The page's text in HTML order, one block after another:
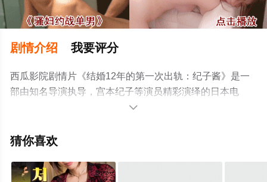
剧情介绍 我要评分
西瓜影院剧情片《结婚12年的第一次出轨：纪子酱》是一
部由知名导演执导，宫本纪子等演员精彩演绎的日本电
影，手机免费观看高清未删减完整版电影大全就上西瓜影
平台了解。

猜你喜欢